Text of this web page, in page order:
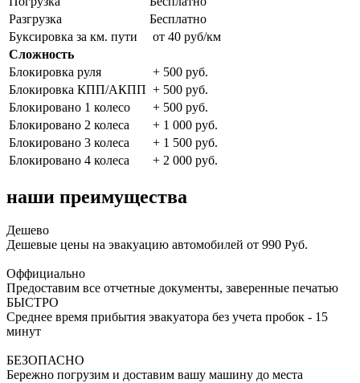
Разгрузка
Бесплатно
Буксировка за км. пути
от 40 руб/км
Сложность
Блокировка руля
+ 500 руб.
Блокировка КПП/АКПП + 500 руб.
Блокировано 1 колесо
+ 500 руб.
Блокировано 2 колеса
+ 1 000 руб.
Блокировано 3 колеса
+ 1 500 руб.
Блокировано 4 колеса
+ 2 000 руб.
наши преимущества
Дешево
Дешевые цены на эвакуацию автомобилей от 990 Руб.
Оффициально
Предоставим все отчетные документы, заверенные печатью
БЫСТРО
Среднее время прибытия эвакуатора без учета пробок - 15
минут
БЕЗОПАСНО
Бережно погрузим и доставим вашу машину до места